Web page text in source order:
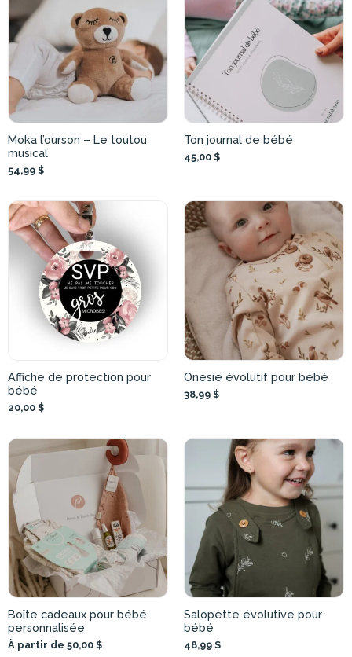
Moka l’ourson – Le toutou
musical
54,99 $
Ton journal de bébé
45,00 $
Affiche de protection pour
bébé
20,00 $
Onesie évolutif pour bébé
38,99 $
Boîte cadeaux pour bébé
personnalisée
À partir de 50,00 $
Salopette évolutive pour
bébé
48,99 $